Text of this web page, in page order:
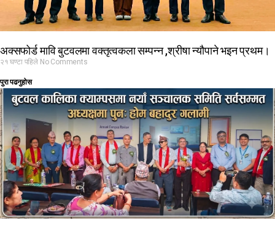
अक्सफोर्ड मावि बुटवलमा वक्तृत्वकला सम्पन्न ,श्रीषा न्यौपाने भइन प्रथम।
२१ घण्टा पहिले No Comments
पुरा पढनुहोस